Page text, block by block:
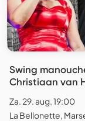
Swing
Christiaan van
Za. 29. aug. 19:00
La Bellonette,